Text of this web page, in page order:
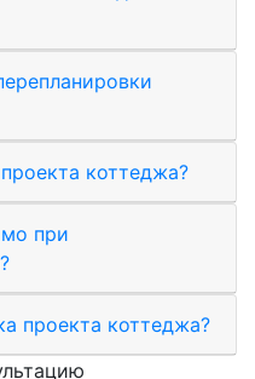
коттеджа?
при
проекта коттеджа?